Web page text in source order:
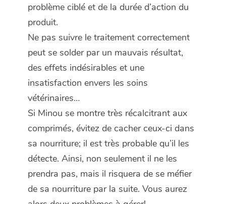
problème ciblé et de la durée d’action du
produit.
Ne pas suivre le traitement correctement
peut se solder par un mauvais résultat,
des effets indésirables et une
insatisfaction envers les soins
vétérinaires…
Si Minou se montre très récalcitrant aux
comprimés, évitez de cacher ceux-ci dans
sa nourriture; il est très probable qu’il les
détecte. Ainsi, non seulement il ne les
prendra pas, mais il risquera de se méfier
de sa nourriture par la suite. Vous aurez